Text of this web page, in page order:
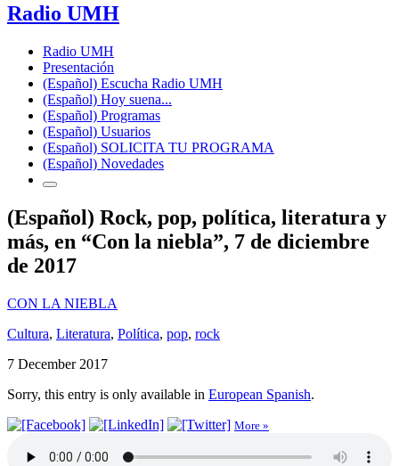
Radio UMH
Radio UMH
Presentación
(Español) Escucha Radio UMH
(Español) Hoy suena...
(Español) Programas
(Español) Usuarios
(Español) SOLICITA TU PROGRAMA
(Español) Novedades
(Español) Rock, pop, política, literatura y
más, en “Con la niebla”, 7 de diciembre
de 2017
CON LA NIEBLA
Cultura, Literatura, Política, pop, rock
7 December 2017
Sorry, this entry is only available in European Spanish.
More »